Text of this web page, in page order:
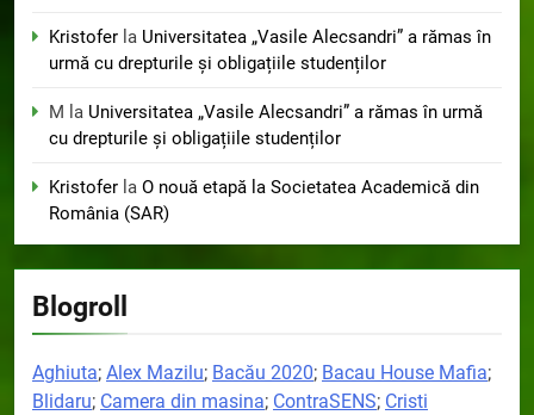
Kristofer la Universitatea „Vasile Alecsandri” a rămas în
urmă cu drepturile și obligațiile studenților
M la Universitatea „Vasile Alecsandri” a rămas în urmă
cu drepturile și obligațiile studenților
Kristofer la O nouă etapă la Societatea Academică din
România (SAR)
Blogroll
Aghiuta; Alex Mazilu; Bacău 2020; Bacau House Mafia;
Blidaru; Camera din masina; ContraSENS; Cristi